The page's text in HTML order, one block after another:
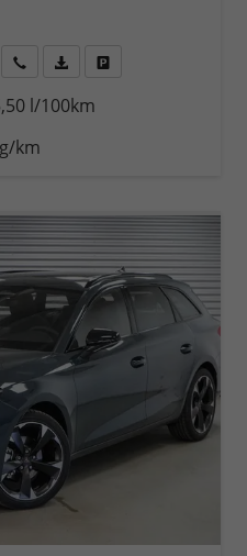
anfordern
Datei,
l/100km
km